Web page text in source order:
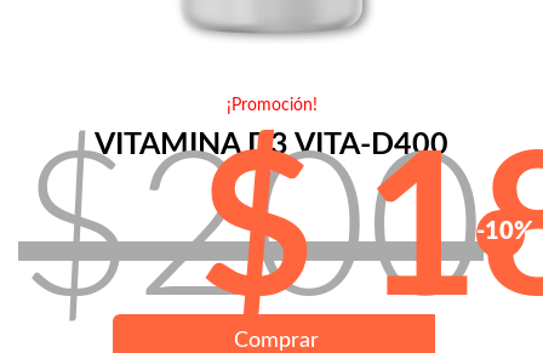
¡Promoción!
VITAMINA D3 VITA-D400
$200
$ -10%
Comprar